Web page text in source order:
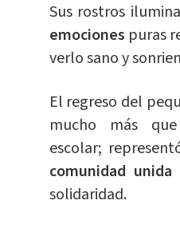
Sus rostros
emociones puras
verlo sano y
El regreso del
mucho más
escolar;
comunidad unida
solidaridad.